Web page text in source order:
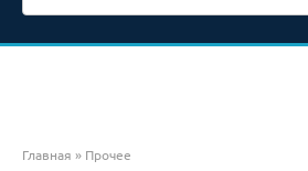
Главная » Прочее